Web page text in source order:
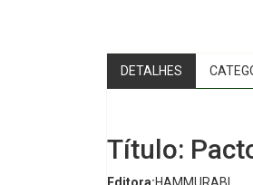
DETALHES
Título: